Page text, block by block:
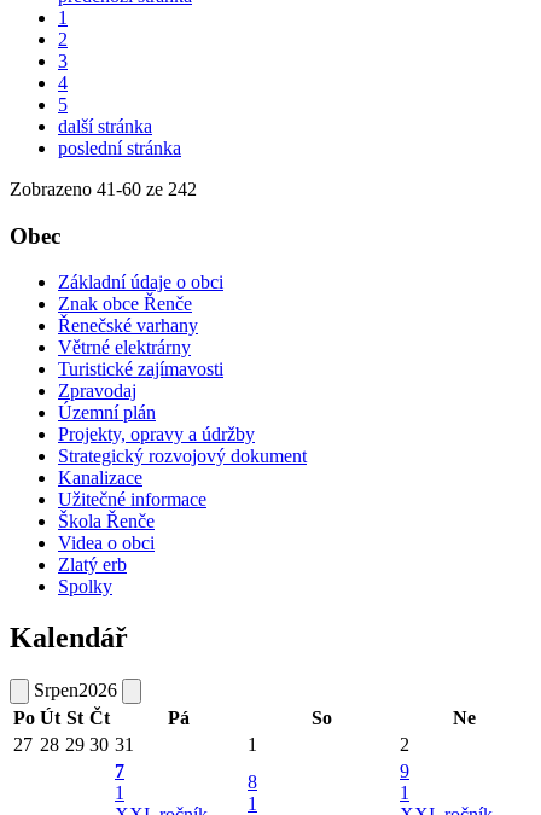
1
2
3
4
5
další stránka
poslední stránka
Zobrazeno 41-60 ze 242
Obec
Základní údaje o obci
Znak obce Řenče
Řenečské varhany
Větrné elektrárny
Turistické zajímavosti
Zpravodaj
Územní plán
Projekty, opravy a údržby
Strategický rozvojový dokument
Kanalizace
Užitečné informace
Škola Řenče
Videa o obci
Zlatý erb
Spolky
Kalendář
Srpen2026
Po Út St Čt Pá So
Ne
27 28 29 30 31 1 2
7
1
8
1
9
1